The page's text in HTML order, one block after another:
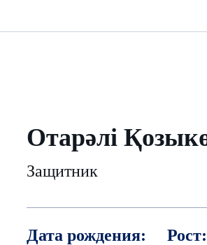
Отарәлі
Защитник
Дата рождения:
Рост: